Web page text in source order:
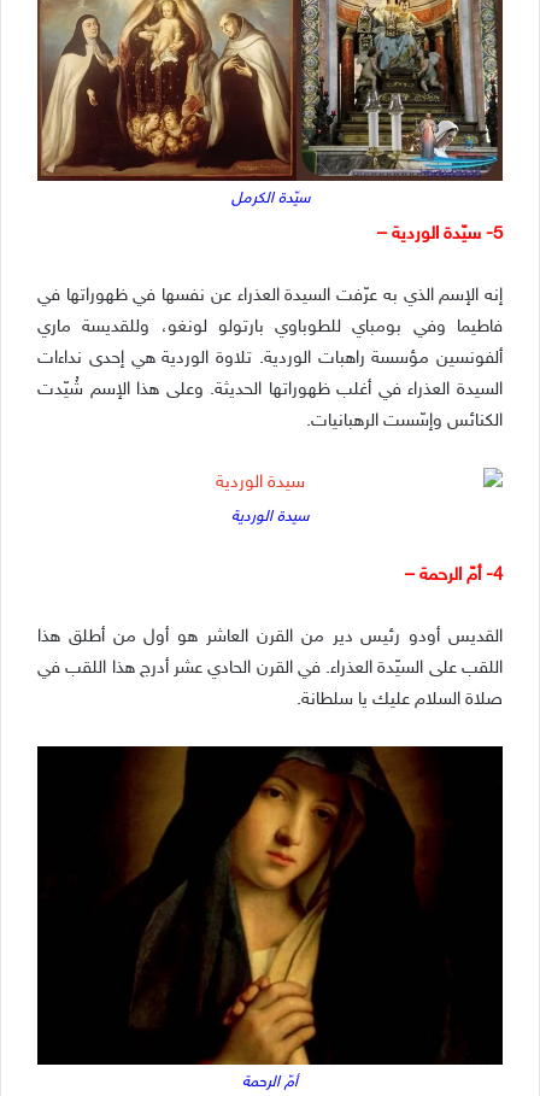
سيّدة الكرمل
5- سيّدة الوردية –
إنه الإسم الذي به عرّفت السيدة العذراء عن نفسها في ظهوراتها في
فاطيما وفي بومباي للطوباوي بارتولو لونغو، وللقديسة ماري
ألفونسين مؤسسة راهبات الوردية. تلاوة الوردية هي إحدى نداءات
السيدة العذراء في أغلب ظهوراتها الحديثة. وعلى هذا الإسم شُيّدت
الكنائس وإسّست الرهبانيات.
سيدة الوردية
4- أمّ الرحمة –
القديس أودو رئيس دير من القرن العاشر هو أول من أطلق هذا
اللقب على السيّدة العذراء. في القرن الحادي عشر أدرج هذا اللقب في
صلاة السلام عليك يا سلطانة.
أمّ الرحمة